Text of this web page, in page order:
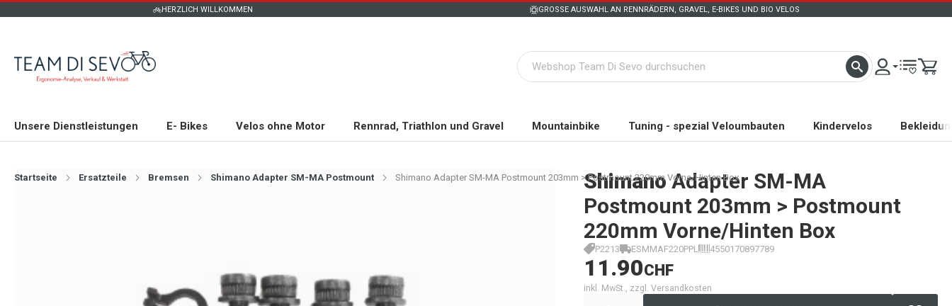
HERZLICH WILLKOMMEN GROSSE AUSWAHL AN RENNRÄDERN, GRAVEL, E-BIKES UND BIO VELOS
Unsere Dienstleistungen E- Bikes Velos ohne Motor Rennrad, Triathlon und Gravel Mountainbike Tuning - spezial Veloumbauten Kindervelos
Startseite Ersatzteile Bremsen Shimano Adapter SM-MA Postmount Shimano Adapter SM-MA Postmount 203mm > Postmount 220mm Vorne/Hinten Box
Shimano Adapter SM-MA
Postmount 203mm > Postmount
220mm Vorne/Hinten Box
P2213 ESMMAF220PPL 4550170897789
11.90CHF
inkl. MwSt., zzgl. Versandkosten